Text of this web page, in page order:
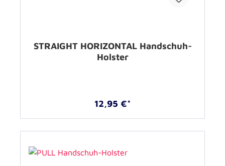
STRAIGHT HORIZONTAL Handschuh-
Holster
12,95 €*